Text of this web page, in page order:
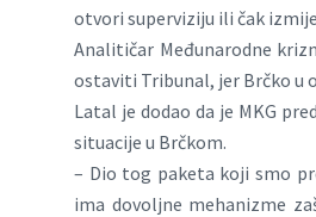
otvori superviziju ili čak
Analitičar Međunarodne
ostaviti Tribunal, jer Brčko
Latal je dodao da je MKG
situacije u Brčkom.
– Dio tog paketa koji smo
ima dovoljne mehanizme